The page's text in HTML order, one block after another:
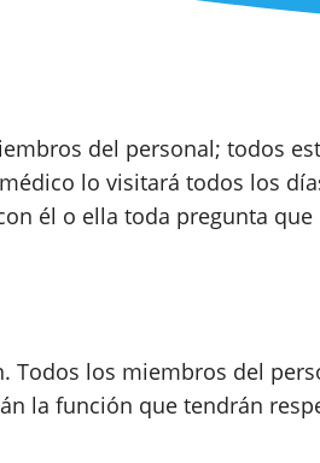
del personal; todos
lo visitará todos los
él o ella toda pregunta que
Todos los miembros del
la función que tendrán